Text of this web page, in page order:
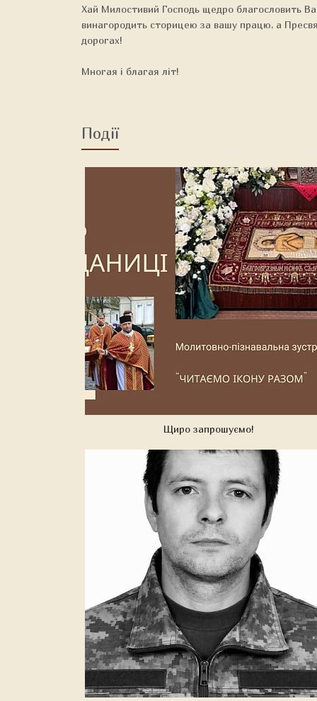
Хай Милостивий Господь щедро благословить
винагородить сторицею за вашу працю, а
дорогах!
Многая і благая літ!
Події
Щиро запрошуємо!